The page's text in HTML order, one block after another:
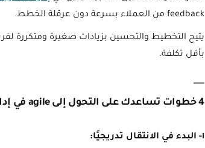
feedback من العملاء بسرعة دون عرقلة الخطط.
يتيح التخطيط والتحسين بزيادات صغيرة ومتكررة
بأقل تكلفة.
4 خطوات تساعدك على التحول إلى agile في إدارة المشاريع
١- البدء في الانتقال تدريجيًا: